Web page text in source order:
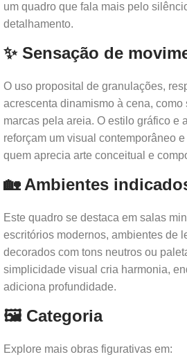
um quadro que fala mais pelo
detalhamento.
✨ Sensação de
O uso proposital de granulações,
acrescenta dinamismo à cena, como
marcas pela areia. O estilo gráfico e
reforçam um visual contemporâneo
quem aprecia arte conceitual e
🏡 Ambientes
Este quadro se destaca em salas
escritórios modernos, ambientes de
decorados com tons neutros ou
simplicidade visual cria harmonia,
adiciona profundidade.
🖼️ Categoria
Explore mais obras figurativas em: